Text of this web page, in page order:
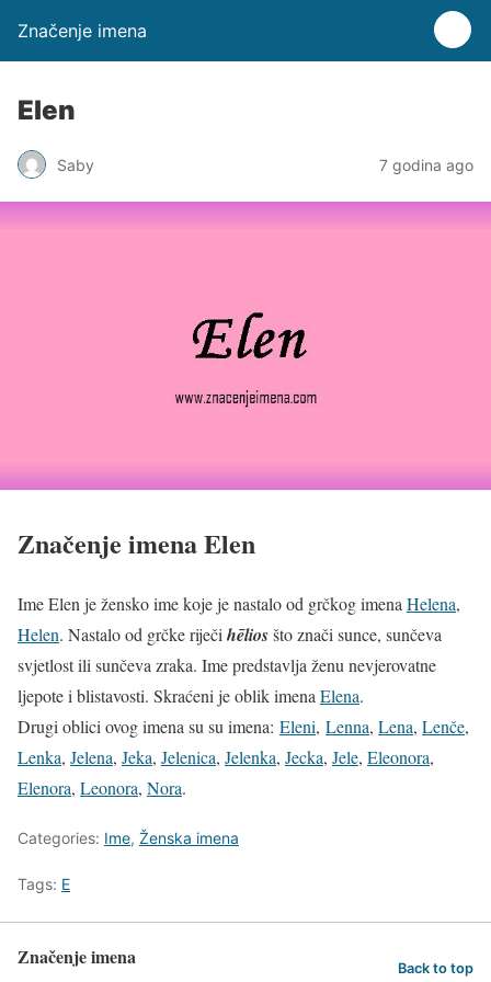
Značenje imena
Elen
Saby 7 godina ago
Značenje imena Elen
Ime Elen je žensko ime koje je nastalo od grčkog imena Helena,
Helen. Nastalo od grčke riječi hēliosšto znači sunce, sunčeva
svjetlost ili sunčeva zraka. Ime predstavlja ženu nevjerovatne
ljepote i blistavosti. Skraćeni je oblik imena Elena.
Drugi oblici ovog imena su su imena: Eleni, Lenna, Lena, Lenče,
Lenka, Jelena, Jeka, Jelenica, Jelenka, Jecka, Jele, Eleonora,
Elenora, Leonora, Nora.
Categories: Ime, Ženska imena
Tags: E
Značenje imena Back to top